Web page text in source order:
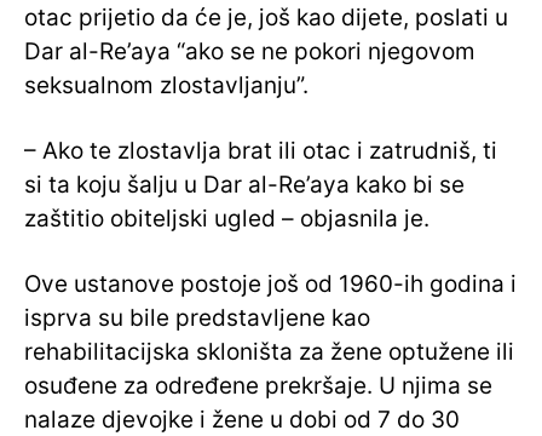
otac prijetio da će je, još kao dijete, poslati u
Dar al-Re’aya “ako se ne pokori njegovom
seksualnom zlostavljanju”.
– Ako te zlostavlja brat ili otac i zatrudniš, ti
si ta koju šalju u Dar al-Re’aya kako bi se
zaštitio obiteljski ugled – objasnila je.
Ove ustanove postoje još od 1960-ih godina i
isprva su bile predstavljene kao
rehabilitacijska skloništa za žene optužene ili
osuđene za određene prekršaje. U njima se
nalaze djevojke i žene u dobi od 7 do 30